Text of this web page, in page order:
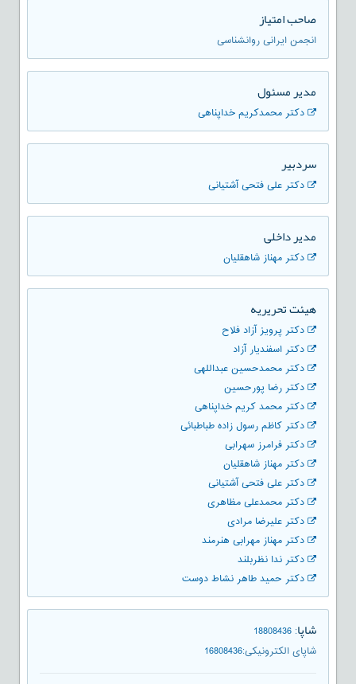
صاحب امتیاز
انجمن ایرانی روانشناسی
مدير مسئول
دکتر محمدکریم خداپناهی
سردبیر
دکتر علی فتحی آشتیانی
مدیر داخلی
دکتر مهناز شاهقلیان
هیئت تحریریه
دکتر پرویز آزاد فلاح
دکتر اسفندیار آزاد
دکتر محمدحسین عبداللهی
دکتر رضا پورحسین
دکتر محمد کریم خداپناهی
دکتر کاظم رسول زاده طباطبائی
دکتر فرامرز سهرابی
دکتر مهناز شاهقلیان
دکتر علی فتحی آشتیانی
دکتر محمدعلی مظاهری
دکتر علیرضا مرادی
دکتر مهناز مهرابی هنرمند
دکتر ندا نظربلند
دکتر حمید طاهر نشاط دوست
شاپا:
18808436
شاپای الکترونیکی:
16808436